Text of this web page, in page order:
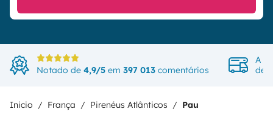
Notado de 4,9/5 em 397 013 comentários
A
de
Inicio França Pirenéus Atlânticos Pau